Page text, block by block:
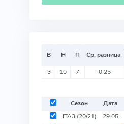
В Н П Ср. разница
3 10 7 -0.25
Сезон Дата
ITA3 (20/21) 29.05